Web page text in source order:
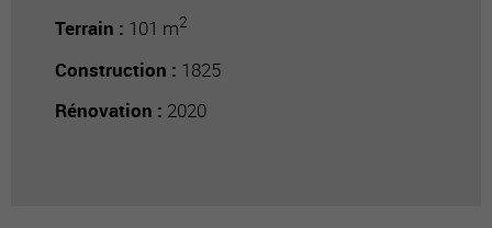
Terrain : 101 m2
Construction : 1825
Rénovation : 2020